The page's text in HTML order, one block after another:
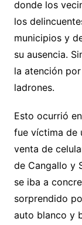
donde los
los
municipios y
su ausencia.
la atención
ladrones.
Esto ocurrió
fue víctima de
venta de
de Cangallo y
se iba a
sorprendido
auto blanco y